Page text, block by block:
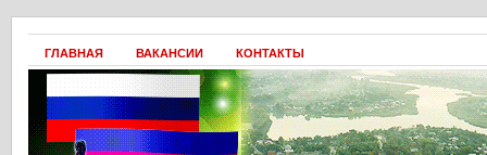
ГЛАВНАЯ ВАКАНСИИ КОНТАКТЫ